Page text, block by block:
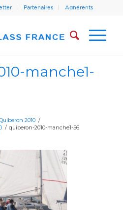
Partenaires Adhérents
manche1-
2010 /
/ quiberon-2010-manche1-56